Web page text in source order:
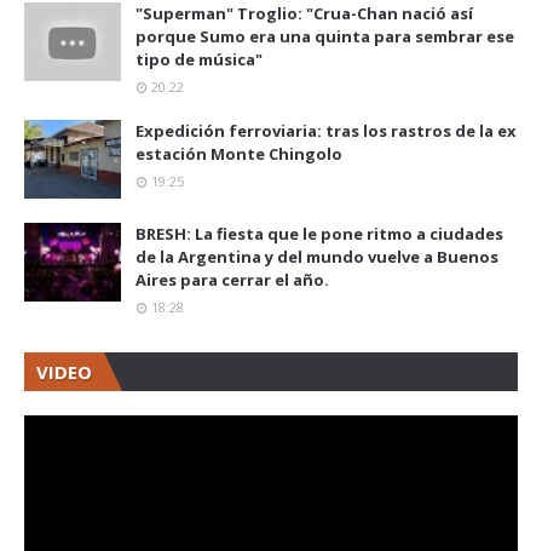
"Superman" Troglio: "Crua-Chan nació así
porque Sumo era una quinta para sembrar ese
tipo de música"
20:22
Expedición ferroviaria: tras los rastros de la ex
estación Monte Chingolo
19:25
BRESH: La fiesta que le pone ritmo a ciudades
de la Argentina y del mundo vuelve a Buenos
Aires para cerrar el año.
18:28
VIDEO